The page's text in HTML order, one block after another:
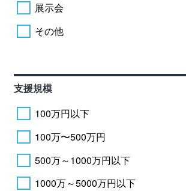
展示会
その他
支援規模
100万円以下
100万〜500万円
500万～1000万円以下
1000万～5000万円以下